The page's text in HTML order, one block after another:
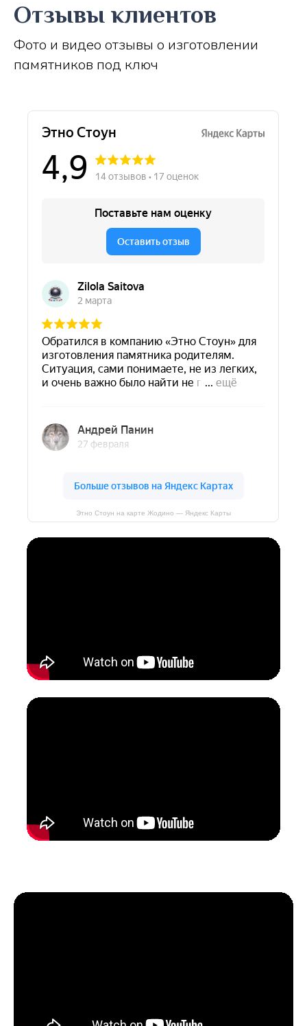
Отзывы клиентов
Фото и видео отзывы о изготовлении
памятников под ключ
Этно Стоун на карте Жодино — Яндекс Карты